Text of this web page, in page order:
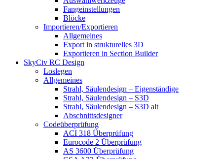
Fangeinstellungen
Blöcke
Importieren/Exportieren
Allgemeines
Export in strukturelles 3D
Exportieren in Section Builder
SkyCiv RC Design
Loslegen
Allgemeines
Strahl, Säulendesign – Eigenständige
Strahl, Säulendesign – S3D
Strahl, Säulendesign – S3D alt
Abschnittsdesigner
Codeüberprüfung
ACI 318 Überprüfung
Eurocode 2 Überprüfung
AS 3600 Überprüfung